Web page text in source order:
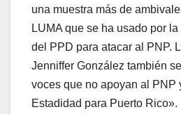
una muestra más de
LUMA que se ha usado por
del PPD para atacar al PNP.
Jenniffer González también
voces que no apoyan al PNP
Estadidad para Puerto Rico».